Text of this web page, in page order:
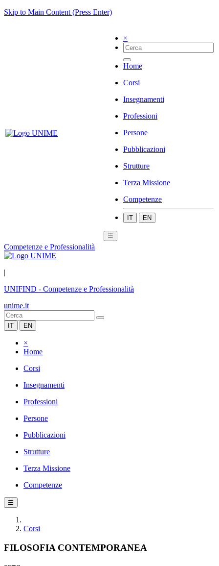
Skip to Main Content (Press Enter)
×
Home
Corsi
Insegnamenti
Professioni
Persone
Pubblicazioni
Strutture
Terza Missione
Competenze
IT EN
☰
Competenze e Professionalità
|
UNIFIND - Competenze e Professionalità
unime.it
IT EN
×
Home
Corsi
Insegnamenti
Professioni
Persone
Pubblicazioni
Strutture
Terza Missione
Competenze
☰
Corsi
FILOSOFIA CONTEMPORANEA